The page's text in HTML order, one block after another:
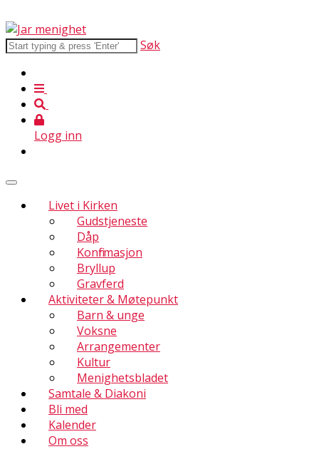
Søk
Logg inn
Livet i Kirken
Gudstjeneste
Dåp
Konfirmasjon
Bryllup
Gravferd
Aktiviteter & Møtepunkt
Barn & unge
Voksne
Arrangementer
Kultur
Menighetsbladet
Samtale & Diakoni
Bli med
Kalender
Om oss